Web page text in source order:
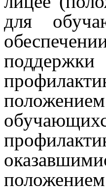
для